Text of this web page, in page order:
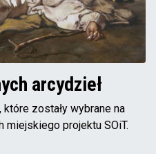
arcydzieł
zostały wybrane na
miejskiego projektu SOiT.